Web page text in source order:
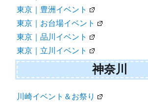
東京｜豊洲イベント
東京｜お台場イベント
東京｜品川イベント
東京｜立川イベント
神奈川
川崎イベント＆お祭り